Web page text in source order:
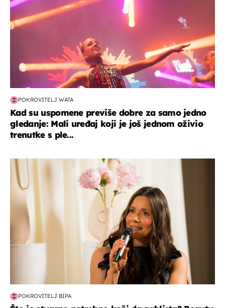
POKROVITELJ WATA
Kad su uspomene previše dobre za samo jedno
gledanje: Mali uređaj koji je još jednom oživio
trenutke s ple...
moda & ljepota
POKROVITELJ BIPA